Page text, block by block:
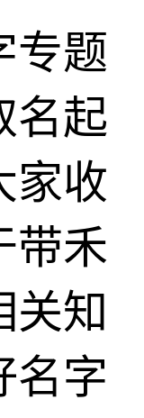
专题
名起
家收
带禾
关知
名字